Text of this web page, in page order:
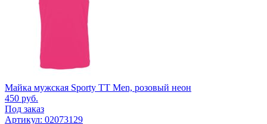
Майка мужская Sporty TT Men, розовый неон
450 руб.
Под заказ
Артикул: 02073129